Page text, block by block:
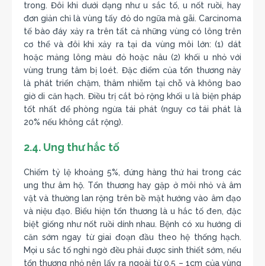
trong. Đôi khi dưới dạng như u sắc tố, u nốt ruồi, hay
đơn giản chỉ là vùng tấy đỏ do ngữa mà gãi. Carcinoma
tế bào đáy xảy ra trên tất cả những vùng có lông trên
cơ thể và đôi khi xảy ra tại da vùng môi lớn: (1) dát
hoặc mảng lông màu đỏ hoặc nâu (2) khối u nhỏ với
vùng trung tâm bị loét. Đặc điểm của tổn thương này
là phát triển chậm, thâm nhiễm tại chỗ và không bao
giờ di căn hạch. Điều trị cắt bỏ rộng khối u là biện pháp
tốt nhất để phòng ngừa tái phát (nguy cơ tái phát là
20% nếu không cắt rộng).
2.4. Ung thư hắc tố
Chiếm tỷ lệ khoảng 5%, đứng hàng thứ hai trong các
ung thư âm hộ. Tổn thương hay gặp ở môi nhỏ và âm
vật và thường lan rộng trên bề mặt hướng vào âm đạo
và niệu đạo. Biểu hiện tổn thương là u hắc tố đen, đặc
biệt giống như nốt ruồi dính nhau. Bệnh có xu hướng di
căn sớm ngay từ giai đoạn đầu theo hệ thống hạch.
Mọi u sắc tố nghi ngờ đều phải được sinh thiết sớm, nếu
tổn thương nhỏ nên lấy ra ngoài từ 0,5 – 1cm của vùng